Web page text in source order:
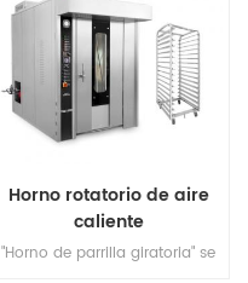
diferentes niveles al mismo
tiempo, mejorando la
eficiencia de cocción.
Horno rotatorio de aire
caliente
eléctrico/diésel/gas de 16
"Horno de parrilla giratoria" se